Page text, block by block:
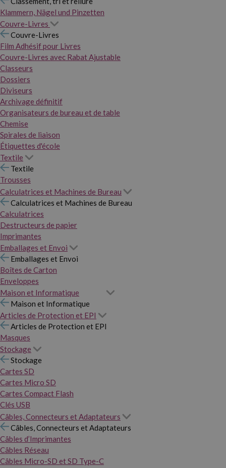
Klammern, Nägel und Pinzetten
Couvre-Livres
Couvre-Livres
Film Adhésif pour Livres
Couvre-Livres avec Rabat Ajustable
Classeurs
Dossiers
Diviseurs
Archivage définitif
Organisateurs de bureau et de table
Chemise
Spirales de liaison
Étiquettes d'école
Textile
Textile
Trousses
Calculatrices et Machines de Bureau
Calculatrices et Machines de Bureau
Calculatrices
Destructeurs de papier
Imprimantes
Emballages et Envoi
Emballages et Envoi
Boîtes de Carton
Enveloppes
Maison et Informatique
Maison et Informatique
Articles de Protection et EPI
Articles de Protection et EPI
Masques
Stockage
Stockage
Cartes SD
Cartes Micro SD
Cartes Compact Flash
Clés USB
Câbles, Connecteurs et Adaptateurs
Câbles, Connecteurs et Adaptateurs
Câbles d’Imprimantes
Câbles Réseau
Câbles Micro-SD et SD Type-C